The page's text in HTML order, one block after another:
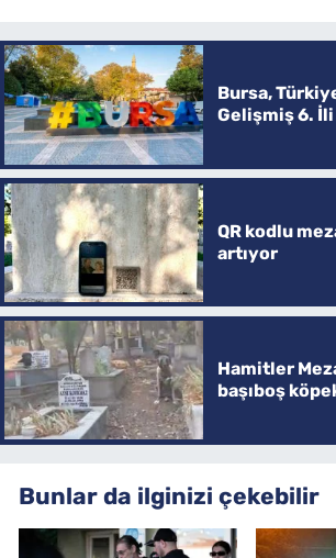
Bursa,
Gelişmiş 6. İli
QR kodlu
artıyor
Hamitler
başıboş
Bunlar da ilginizi çekebilir